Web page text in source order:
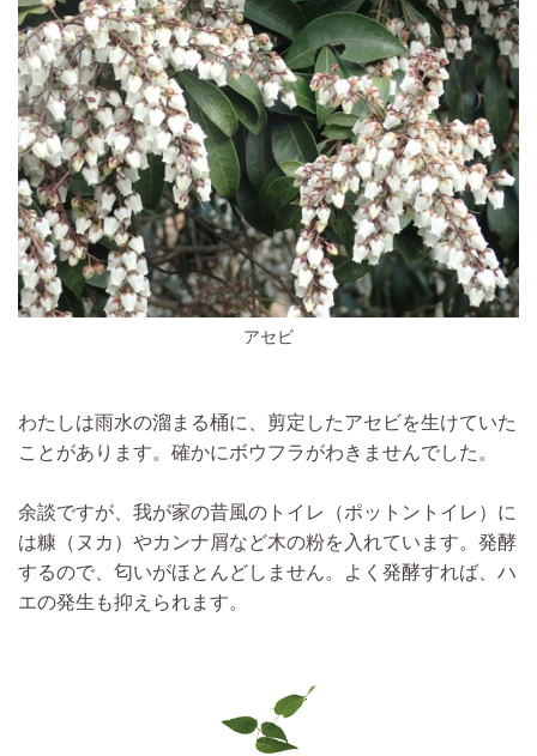
アセビ
わたしは雨水の溜まる桶に、剪定したアセビを生けていた
ことがあります。確かにボウフラがわきませんでした。
余談ですが、我が家の昔風のトイレ（ポットントイレ）に
は糠（ヌカ）やカンナ屑など木の粉を入れています。 発酵
するので、匂いがほとんどしません。
よく発酵すれば、ハ
エの発生も抑えられます。